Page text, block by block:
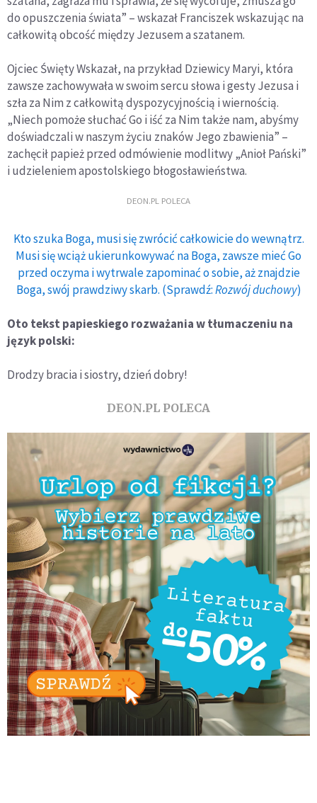
do opuszczenia świata” – wskazał Franciszek wskazując na
całkowitą obcość między Jezusem a szatanem.
Ojciec Święty Wskazał, na przykład Dziewicy Maryi, która
zawsze zachowywała w swoim sercu słowa i gesty Jezusa i
szła za Nim z całkowitą dyspozycyjnością i wiernością.
„Niech pomoże słuchać Go i iść za Nim także nam, abyśmy
doświadczali w naszym życiu znaków Jego zbawienia” –
zachęcił papież przed odmówienie modlitwy „Anioł Pański”
i udzieleniem apostolskiego błogosławieństwa.
DEON.PL POLECA
Kto szuka Boga, musi się zwrócić całkowicie do wewnątrz.
Musi się wciąż ukierunkowywać na Boga, zawsze mieć Go
przed oczyma i wytrwale zapominać o sobie, aż znajdzie
Boga, swój prawdziwy skarb. (Sprawdź:Rozwój duchowy)
Oto tekst papieskiego rozważania w tłumaczeniu na
język polski:
Drodzy bracia i siostry, dzień dobry!
DEON.PL POLECA